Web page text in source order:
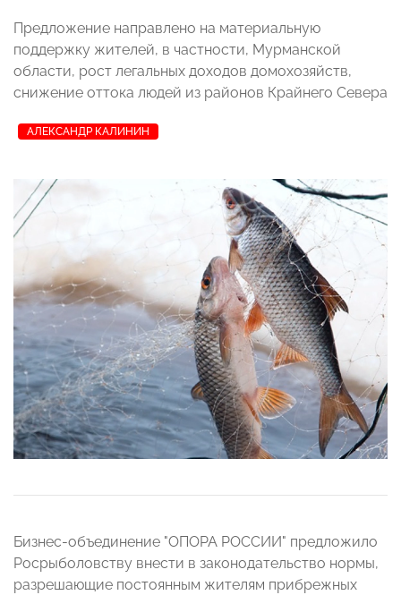
Предложение направлено на материальную
поддержку жителей, в частности, Мурманской
области, рост легальных доходов домохозяйств,
снижение оттока людей из районов Крайнего Севера
АЛЕКСАНДР КАЛИНИН
Бизнес-объединение "ОПОРА РОССИИ" предложило
Росрыболовству внести в законодательство нормы,
разрешающие постоянным жителям прибрежных